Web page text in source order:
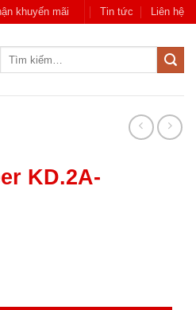
khuyến mãi Tin tức Liên hệ
KD.2A-